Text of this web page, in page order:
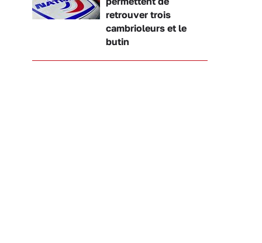
retrouver trois
cambrioleurs et le
butin